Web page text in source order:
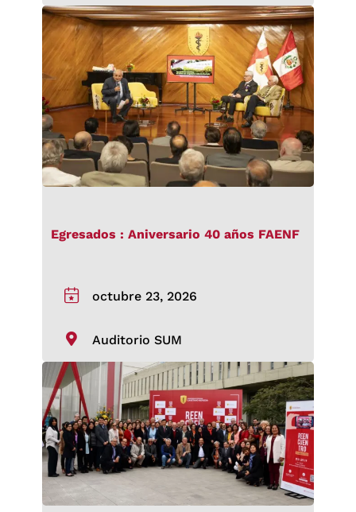
Egresados : Aniversario 40 años FAENF
octubre 23, 2026
Auditorio SUM